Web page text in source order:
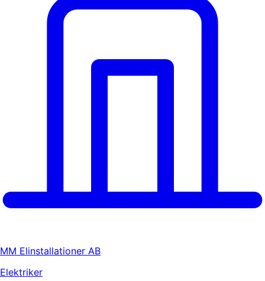
MM Elinstallationer AB
Elektriker